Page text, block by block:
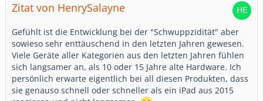
Zitat von HenrySalayne
Gefühlt ist die Entwicklung bei der "Schwuppzidität" aber
sowieso sehr enttäuschend in den letzten Jahren gewesen.
Viele Geräte aller Kategorien aus den letzten Jahren fühlen
sich langsamer an, als 10 oder 15 Jahre alte Hardware. Ich
persönlich erwarte eigentlich bei all diesen Produkten, dass
sie genauso schnell oder schneller als ein iPad aus 2015